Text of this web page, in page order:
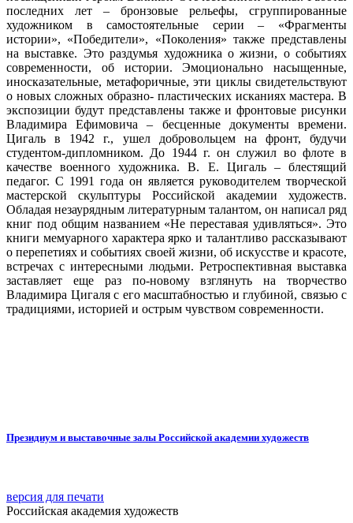
последних лет – бронзовые рельефы, сгруппированные
художником в самостоятельные серии – «Фрагменты
истории», «Победители», «Поколения» также представлены
на выставке. Это раздумья художника о жизни, о событиях
современности, об истории. Эмоционально насыщенные,
иносказательные, метафоричные, эти циклы свидетельствуют
о новых сложных образно- пластических исканиях мастера. В
экспозиции будут представлены также и фронтовые рисунки
Владимира Ефимовича – бесценные документы времени.
Цигаль в 1942 г., ушел добровольцем на фронт, будучи
студентом-дипломником. До 1944 г. он служил во флоте в
качестве военного художника. В. Е. Цигаль – блестящий
педагог. С 1991 года он является руководителем творческой
мастерской скульптуры Российской академии художеств.
Обладая незаурядным литературным талантом, он написал ряд
книг под общим названием «Не переставая удивляться». Это
книги мемуарного характера ярко и талантливо рассказывают
о перепетиях и событиях своей жизни, об искусстве и красоте,
встречах с интересными людьми. Ретроспективная выставка
заставляет еще раз по-новому взглянуть на творчество
Владимира Цигаля с его масштабностью и глубиной, связью с
традициями, историей и острым чувством современности.
Президиум и выставочные залы Российской академии художеств
версия для печати
Российская академия художеств